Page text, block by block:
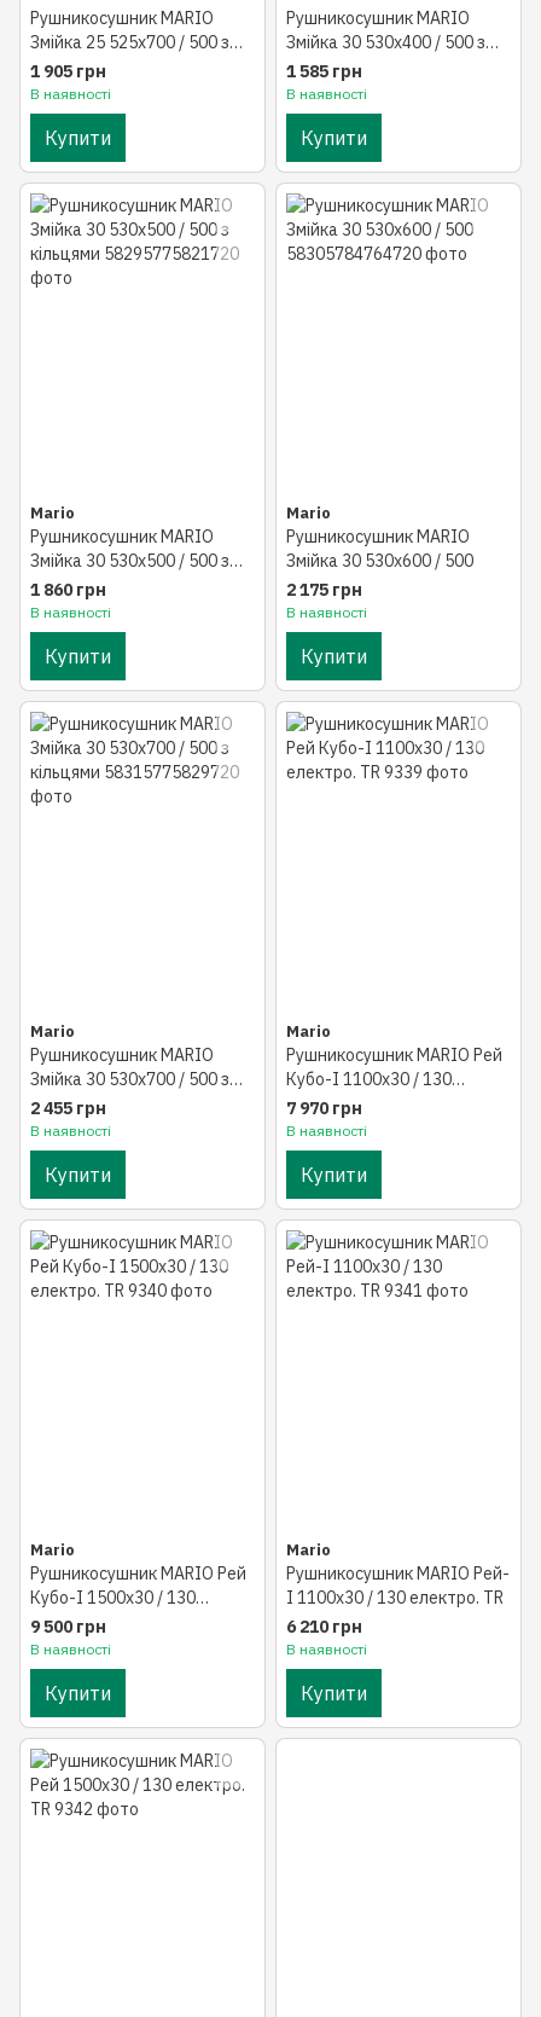
Рушникосушник MARIO
Змійка 25 525х700 / 500 з
кільцями
1 905 грн
В наявності
Купити
Рушникосушник MARIO
Змійка 30 530х400 / 500 з
кільцями
1 585 грн
В наявності
Купити
Mario
Рушникосушник MARIO
Змійка 30 530х500 / 500 з
кільцями
1 860 грн
В наявності
Купити
Mario
Рушникосушник MARIO
Змійка 30 530х600 / 500
2 175 грн
В наявності
Купити
Mario
Рушникосушник MARIO
Змійка 30 530х700 / 500 з
кільцями
2 455 грн
В наявності
Купити
Mario
Рушникосушник MARIO Рей
Кубо-І 1100х30 / 130
електро. TR
7 970 грн
В наявності
Купити
Mario
Рушникосушник MARIO Рей
Кубо-І 1500х30 / 130
електро. TR
9 500 грн
В наявності
Купити
Mario
Рушникосушник MARIO Рей-
І 1100х30 / 130 електро. TR
6 210 грн
В наявності
Купити